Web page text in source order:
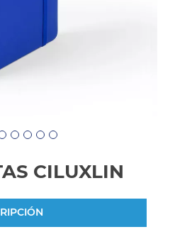
CILUXLIN